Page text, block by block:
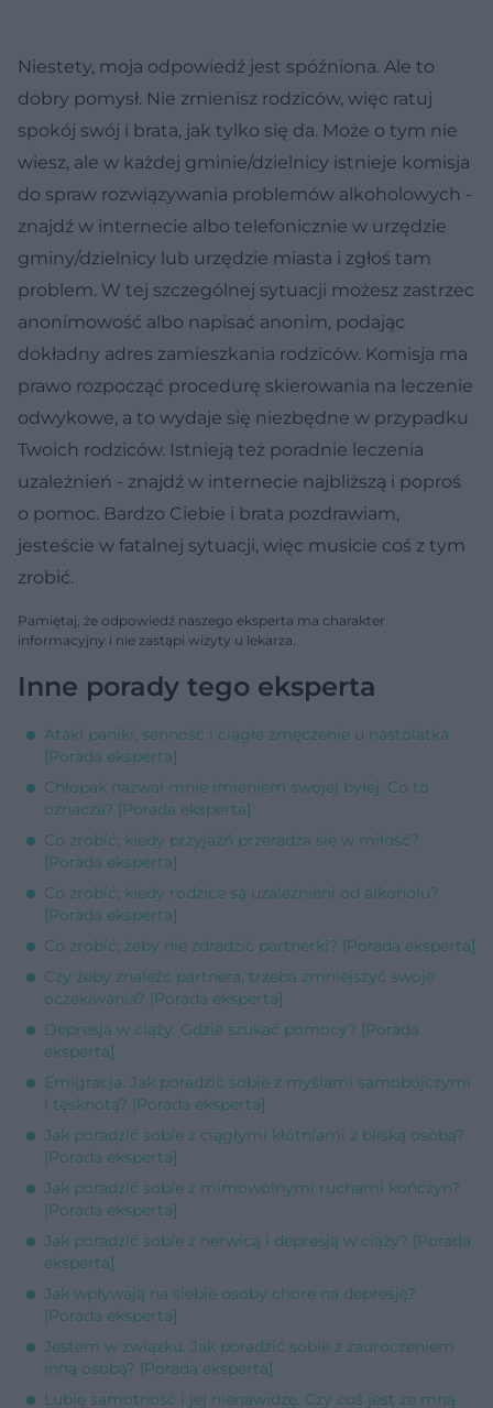
Niestety, moja odpowiedź jest spóźniona. Ale to
dobry pomysł. Nie zmienisz rodziców, więc ratuj
spokój swój i brata, jak tylko się da. Może o tym nie
wiesz, ale w każdej gminie/dzielnicy istnieje komisja
do spraw rozwiązywania problemów alkoholowych -
znajdź w internecie albo telefonicznie w urzędzie
gminy/dzielnicy lub urzędzie miasta i zgłoś tam
problem. W tej szczególnej sytuacji możesz zastrzec
anonimowość albo napisać anonim, podając
dokładny adres zamieszkania rodziców. Komisja ma
prawo rozpocząć procedurę skierowania na leczenie
odwykowe, a to wydaje się niezbędne w przypadku
Twoich rodziców. Istnieją też poradnie leczenia
uzależnień - znajdź w internecie najbliższą i poproś
o pomoc. Bardzo Ciebie i brata pozdrawiam,
jesteście w fatalnej sytuacji, więc musicie coś z tym
zrobić.
Pamiętaj, że odpowiedź naszego eksperta ma charakter
informacyjny i nie zastąpi wizyty u lekarza.
Inne porady tego eksperta
Ataki paniki, senność i ciągłe zmęczenie u nastolatka
[Porada eksperta]
Chłopak nazwał mnie imieniem swojej byłej. Co to
oznacza? [Porada eksperta]
Co zrobić, kiedy przyjaźń przeradza się w miłość?
[Porada eksperta]
Co zrobić, kiedy rodzice są uzależnieni od alkoholu?
[Porada eksperta]
Co zrobić, żeby nie zdradzić partnerki? [Porada eksperta]
Czy żeby znaleźć partnera, trzeba zmniejszyć swoje
oczekiwania? [Porada eksperta]
Depresja w ciąży. Gdzie szukać pomocy? [Porada
eksperta]
Emigracja. Jak poradzić sobie z myślami samobójczymi
i tęsknotą? [Porada eksperta]
Jak poradzić sobie z ciągłymi kłótniami z bliską osobą?
[Porada eksperta]
Jak poradzić sobie z mimowolnymi ruchami kończyn?
[Porada eksperta]
Jak poradzić sobie z nerwicą i depresją w ciąży? [Porada
eksperta]
Jak wpływają na siebie osoby chore na depresję?
[Porada eksperta]
Jestem w związku. Jak poradzić sobie z zauroczeniem
inną osobą? [Porada eksperta]
Lubię samotność i jej nienawidzę. Czy coś jest ze mną